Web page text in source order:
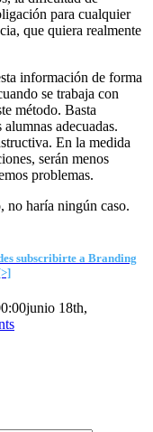
para cualquier
que quiera realmente
información de forma
se trabaja con
método. Basta
adecuadas.
En la medida
serán menos
problemas.
no haría ningún caso.
subscribirte a Branding
junio 18th,